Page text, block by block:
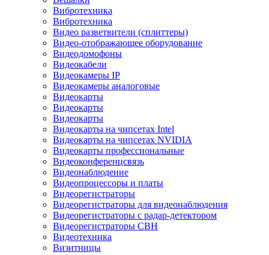
Вибротехника
Вибротехника
Видео разветвители (сплиттеры)
Видео-отображающее оборудование
Видеодомофоны
Видеокабели
Видеокамеры IP
Видеокамеры аналоговые
Видеокарты
Видеокарты
Видеокарты
Видеокарты на чипсетах Intel
Видеокарты на чипсетах NVIDIA
Видеокарты профессиональные
Видеоконференцсвязь
Видеонаблюдение
Видеопроцессоры и платы
Видеорегистраторы
Видеорегистраторы для видеонаблюдения
Видеорегистраторы с радар-детектором
Видеорегистраторы СВН
Видеотехника
Визитницы